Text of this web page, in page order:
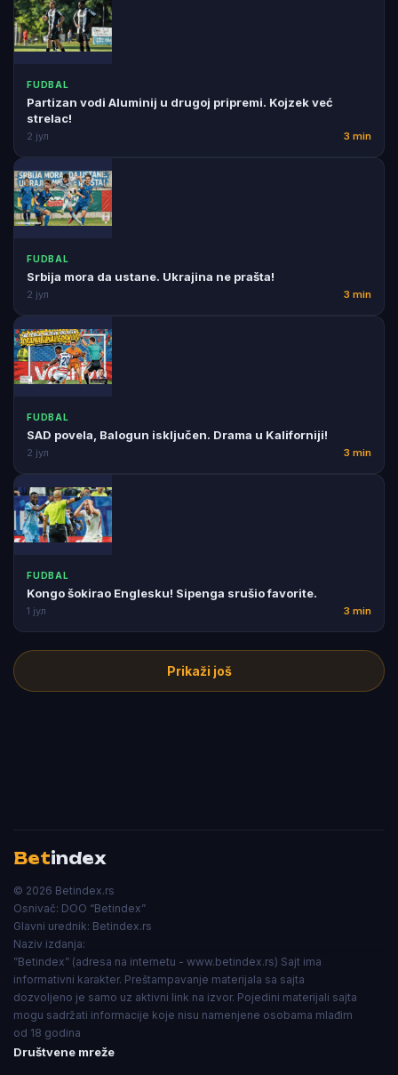
FUDBAL
Partizan vodi Aluminij u drugoj pripremi. Kojzek već
strelac!
2 јул 3 min
FUDBAL
Srbija mora da ustane. Ukrajina ne prašta!
2 јул 3 min
FUDBAL
SAD povela, Balogun isključen. Drama u Kaliforniji!
2 јул 3 min
FUDBAL
Kongo šokirao Englesku! Sipenga srušio favorite.
1 јул 3 min
Prikaži još
Betindex
© 2026 Betindex.rs
Osnivač: DOO “Betindex”
Glavni urednik: Betindex.rs
Naziv izdanja:
”Betindex” (adresa na internetu - www.betindex.rs) Sajt ima
informativni karakter. Preštampavanje materijala sa sajta
dozvoljeno je samo uz aktivni link na izvor. Pojedini materijali sajta
mogu sadržati informacije koje nisu namenjene osobama mlađim
od 18 godina
Društvene mreže